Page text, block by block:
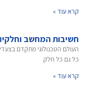
קרא עוד »
חשיבות המחשב
העולם הטכנולוגי מתקדם
כל גם כל חלק
קרא עוד »